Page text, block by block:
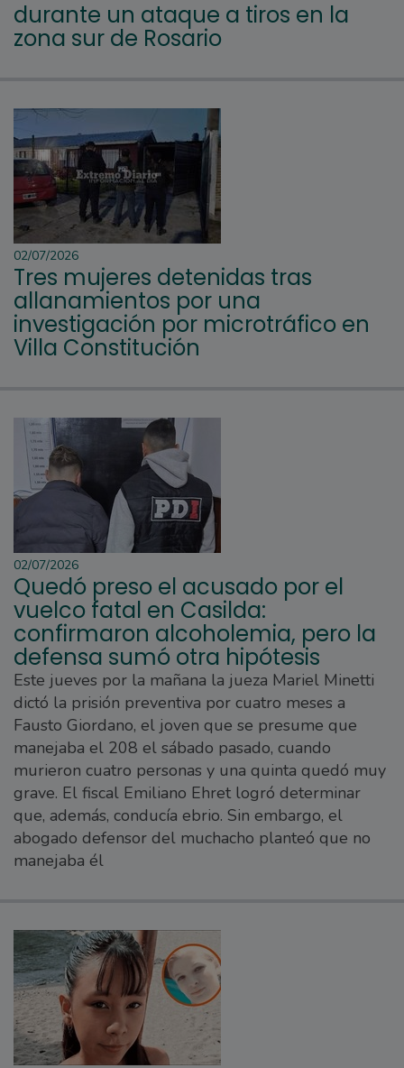
durante un ataque a tiros en la
zona sur de Rosario
02/07/2026
Tres mujeres detenidas tras
allanamientos por una
investigación por microtráfico en
Villa Constitución
02/07/2026
Quedó preso el acusado por el
vuelco fatal en Casilda:
confirmaron alcoholemia, pero la
defensa sumó otra hipótesis
Este jueves por la mañana la jueza Mariel Minetti
dictó la prisión preventiva por cuatro meses a
Fausto Giordano, el joven que se presume que
manejaba el 208 el sábado pasado, cuando
murieron cuatro personas y una quinta quedó muy
grave. El fiscal Emiliano Ehret logró determinar
que, además, conducía ebrio. Sin embargo, el
abogado defensor del muchacho planteó que no
manejaba él